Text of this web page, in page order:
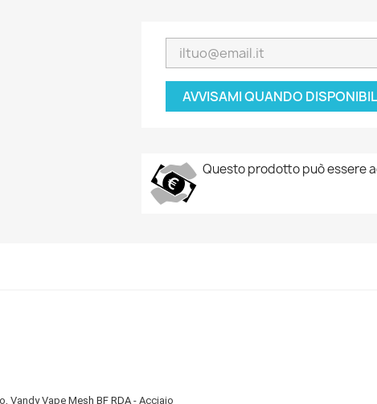
AVVISAMI QUANDO
Questo prodotto può essere
Vandy Vape Mesh BF RDA- Acciaio